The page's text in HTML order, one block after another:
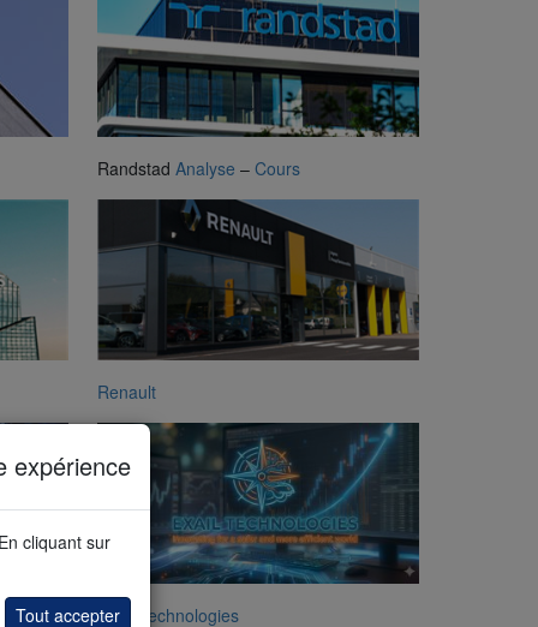
Randstad Analyse – Cours
Renault
Exail Technologies
expérience
cliquant sur
Tout accepter